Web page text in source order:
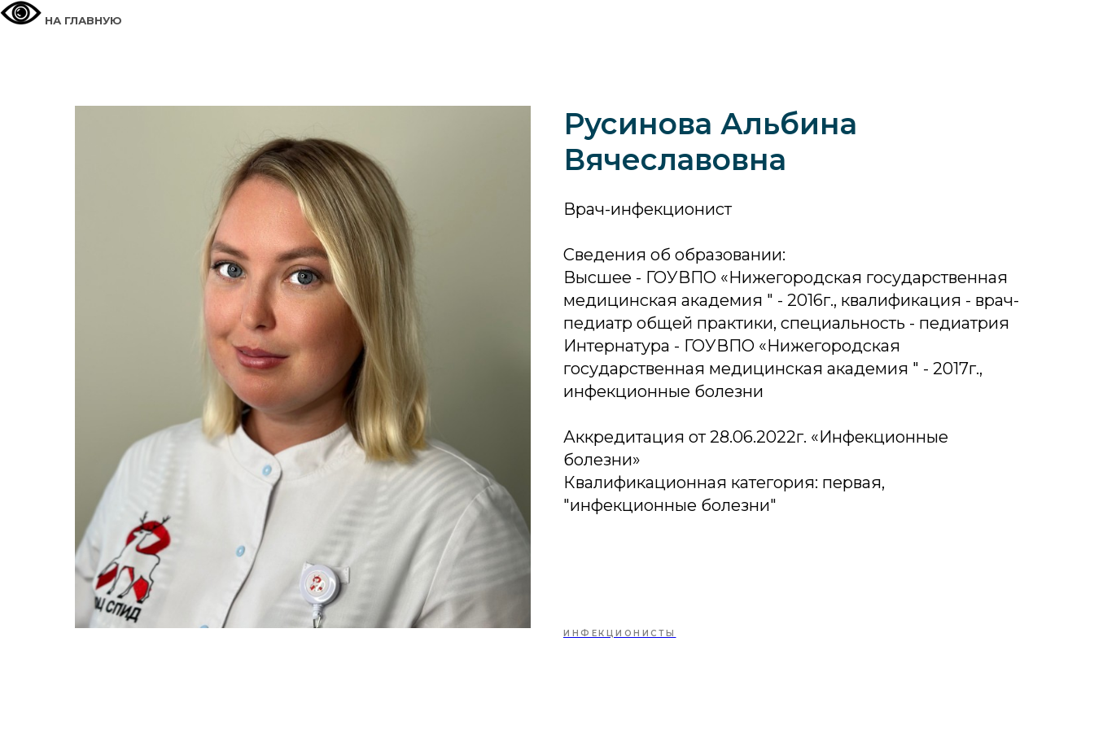
НА ГЛАВНУЮ
Русинова Альбина
Вячеславовна
Врач-инфекционист
Сведения об образовании:
Высшее - ГОУВПО «Нижегородская государственная
медицинская академия " - 2016г., квалификация - врач-
педиатр общей практики, специальность - педиатрия
Интернатура - ГОУВПО «Нижегородская
государственная медицинская академия " - 2017г.,
инфекционные болезни
Аккредитация от 28.06.2022г. «Инфекционные
болезни»
Квалификационная категория: первая,
"инфекционные болезни"
ИНФЕКЦИОНИСТЫ